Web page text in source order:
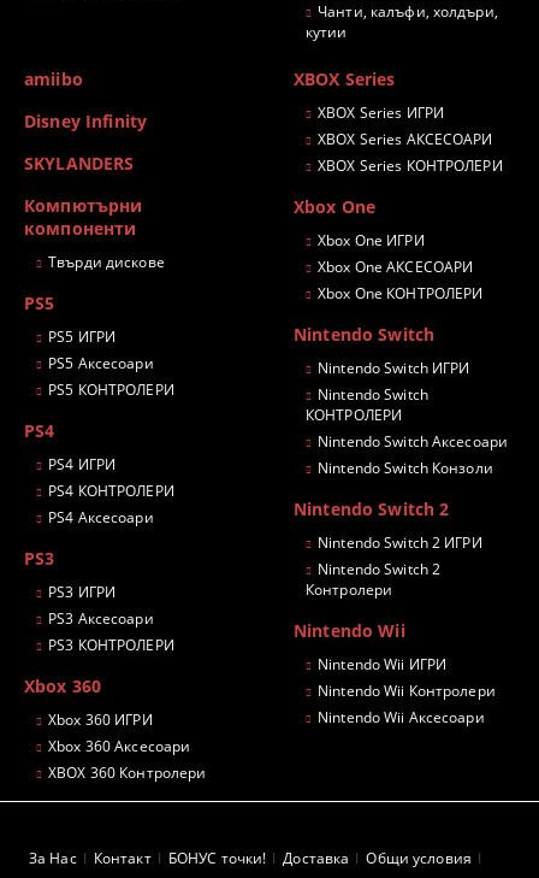
Чанти, калъфи, холдъри,
кутии
amiibo
Disney Infinity
SKYLANDERS
Компютърни
компоненти
Твърди дискове
PS5
PS5 ИГРИ
PS5 Аксесоари
PS5 КОНТРОЛЕРИ
PS4
PS4 ИГРИ
PS4 КОНТРОЛЕРИ
PS4 Аксесоари
PS3
PS3 ИГРИ
PS3 Аксесоари
PS3 КОНТРОЛЕРИ
Xbox 360
Xbox 360 ИГРИ
Xbox 360 Аксесоари
XBOX 360 Контролери
XBOX Series
XBOX Series ИГРИ
XBOX Series АКСЕСОАРИ
XBOX Series КОНТРОЛЕРИ
Xbox One
Xbox One ИГРИ
Xbox One АКСЕСОАРИ
Xbox One КОНТРОЛЕРИ
Nintendo Switch
Nintendo Switch ИГРИ
Nintendo Switch
КОНТРОЛЕРИ
Nintendo Switch Аксесоари
Nintendo Switch Конзоли
Nintendo Switch 2
Nintendo Switch 2 ИГРИ
Nintendo Switch 2
Контролери
Nintendo Wii
Nintendo Wii ИГРИ
Nintendo Wii Контролери
Nintendo Wii Аксесоари
За Нас Контакт БОНУС точки! Доставка Общи условия